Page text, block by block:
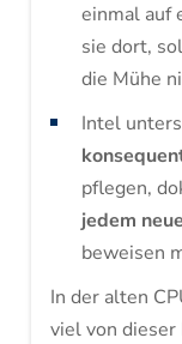
einmal auf
sie dort,
die Mühe
Intel
pflegen,
jedem
beweisen
In der alten
viel von dieser